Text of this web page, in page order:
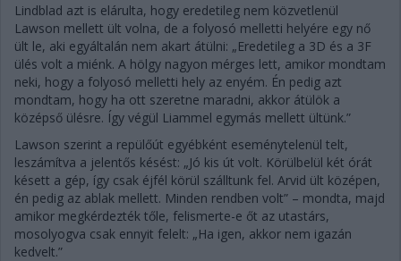
Lindblad azt is elárulta, hogy eredetileg nem közvetlenül
Lawson mellett ült volna, de a folyosó melletti helyére egy nő
ült le, aki egyáltalán nem akart átülni: „Eredetileg a 3D és a 3F
ülés volt a miénk. A hölgy nagyon mérges lett, amikor mondtam
neki, hogy a folyosó melletti hely az enyém. Én pedig azt
mondtam, hogy ha ott szeretne maradni, akkor átülök a
középső ülésre. Így végül Liammel egymás mellett ültünk.”
Lawson szerint a repülőút egyébként eseménytelenül telt,
leszámítva a jelentős késést: „Jó kis út volt. Körülbelül két órát
késett a gép, így csak éjfél körül szálltunk fel. Arvid ült középen,
én pedig az ablak mellett. Minden rendben volt” – mondta, majd
amikor megkérdezték tőle, felismerte-e őt az utastárs,
mosolyogva csak ennyit felelt: „Ha igen, akkor nem igazán
kedvelt.”